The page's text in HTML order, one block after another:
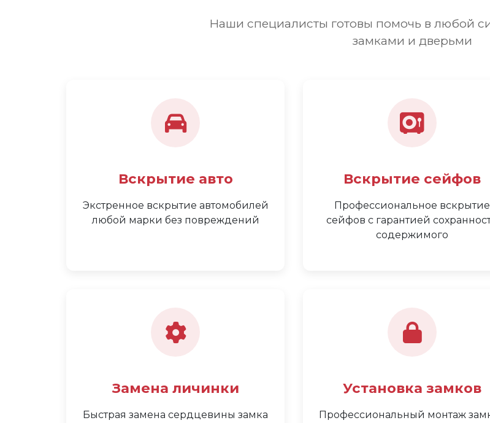
Наши специалисты готовы помочь в любой
замками и дверьми
Вскрытие авто
Экстренное вскрытие автомобилей
любой марки без повреждений
Вскрытие сейфов
Профессиональное вскрытие
сейфов с гарантией
содержимого
Замена личинки
Быстрая замена сердцевины замка
Установка замков
Профессиональный монтаж